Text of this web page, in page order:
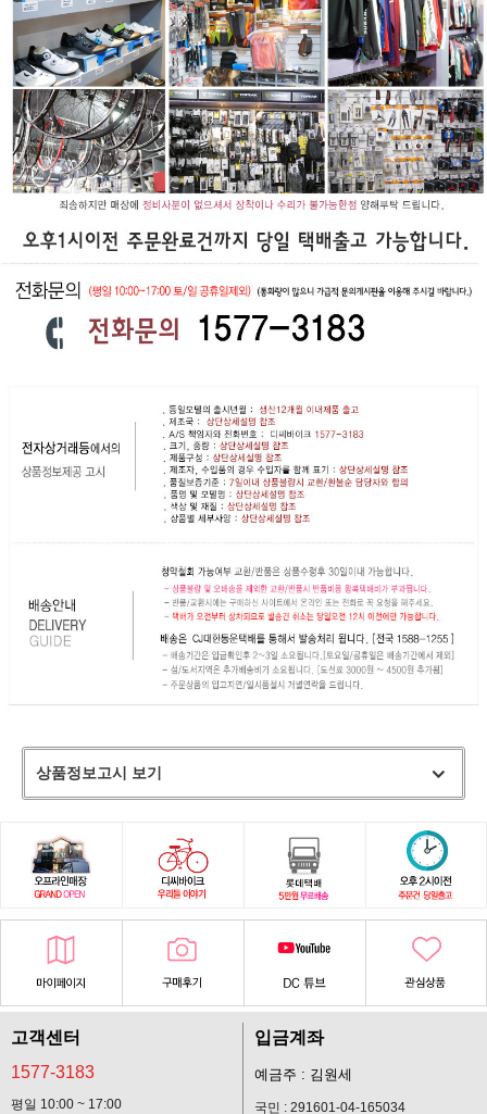
상품정보고시 보기
고객센터
1577-3183
평일 10:00 ~ 17:00
입금계좌
예금주 : 김원세
국민 : 291601-04-165034